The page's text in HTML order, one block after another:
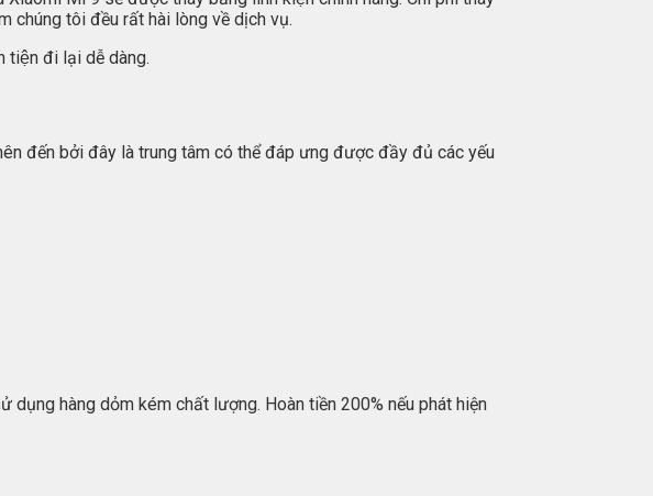
chúng tôi đều rất hài lòng về dịch vụ.
tiện đi lại dễ dàng.
đến bởi đây là trung tâm có thể đáp ưng được đầy đủ các yếu
hàng dỏm kém chất lượng. Hoàn tiền 200% nếu phát hiện